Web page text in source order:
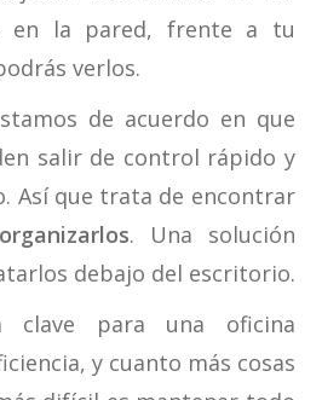
en la pared, frente a tu
verlos.
de acuerdo en que
salir de control rápido y
Así que trata de encontrar
organizarlos. Una solución
debajo del escritorio.
clave para una oficina
y cuanto más cosas